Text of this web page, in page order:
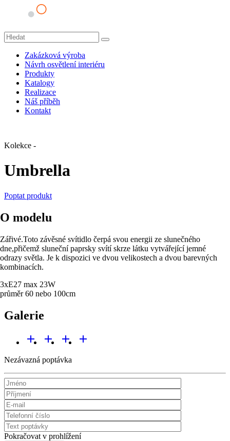
Zakázková výroba
Návrh osvětlení interiéru
Produkty
Katalogy
Realizace
Náš příběh
Kontakt
Kolekce -
Umbrella
Poptat produkt
O modelu
Zářivé.Toto závěsné svítidlo čerpá svou energii ze slunečného
dne,přičemž sluneční paprsky svítí skrze látku vytvářející jemné
odrazy světla. Je k dispozici ve dvou velikostech a dvou barevných
kombinacích.
3xE27 max 23W
průměr 60 nebo 100cm
Galerie
add add add add
Nezávazná poptávka
Pokračovat v prohlížení